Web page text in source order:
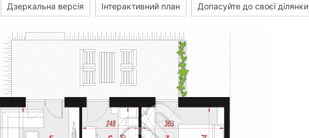
Дзеркальна версія Інтерактивний план Допасуйте до своєї ділянки